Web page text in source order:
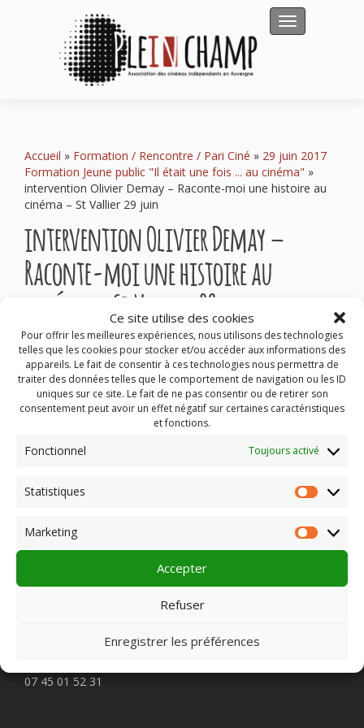
Ce site utilise des cookies
Pour offrir les meilleures expériences, nous utilisons des technologies
telles que les cookies pour stocker et/ou accéder aux informations des
appareils. Le fait de consentir à ces technologies nous permettra de
traiter des données telles que le comportement de navigation ou les ID
uniques sur ce site. Le fait de ne pas consentir ou de retirer son
consentement peut avoir un effet négatif sur certaines caractéristiques
et fonctions.
Fonctionnel Toujours activé
Statistiques
Marketing
Accepter
Refuser
Enregistrer les préférences
Afficher/
Accueil » Formation / Rencontre / Pari Ciné » 29 juin 2017
Formation Jeune public "Il était une fois ... au cinéma" »
intervention Olivier Demay – Raconte-moi une histoire au
cinéma – St Vallier 29 juin
intervention Olivier Demay –
Raconte-moi une histoire au
cinéma – St Vallier 29 juin
intervention Olivier Demay - Raconte-moi une histoire au
cinéma - St Vallier 29 juin
Rechercher :
PLEIN CHAMP
07 45 01 52 31